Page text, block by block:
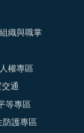
組織與職掌
人權專區
通
等專區
防護專區